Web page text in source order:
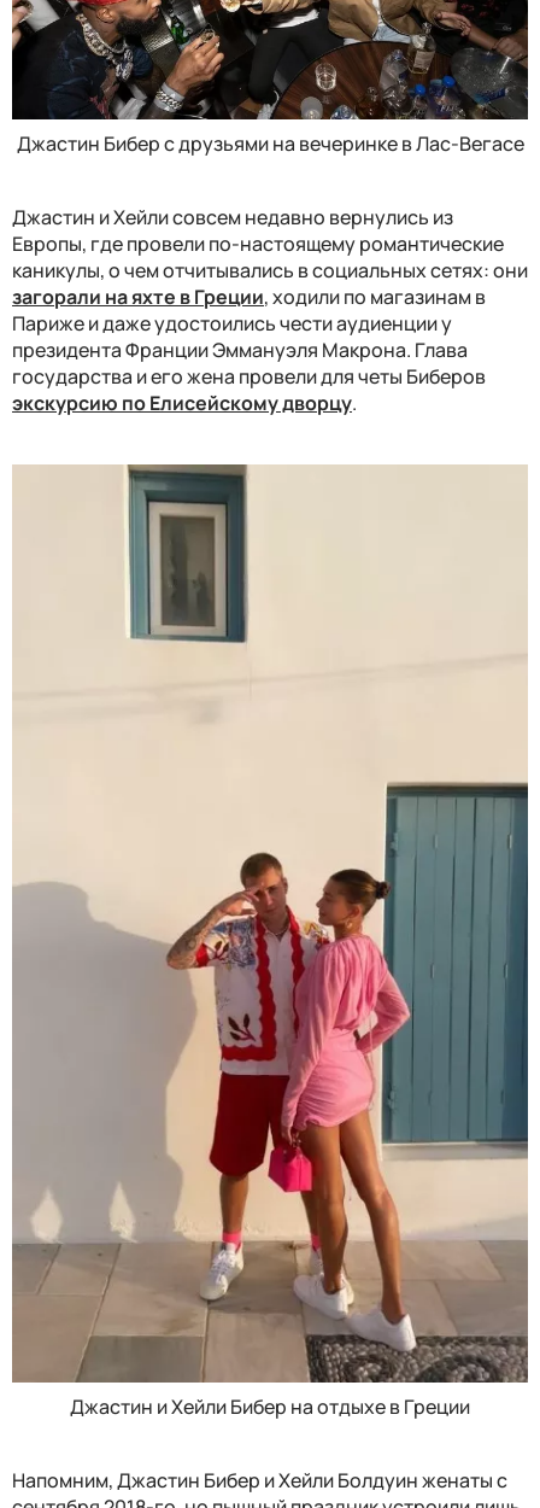
Джастин Бибер с друзьями на вечеринке в Лас-Вегасе
Джастин и Хейли совсем недавно вернулись из
Европы, где провели по-настоящему романтические
каникулы, о чем отчитывались в социальных сетях: они
загорали на яхте в Греции, ходили по магазинам в
Париже и даже удостоились чести аудиенции у
президента Франции Эммануэля Макрона. Глава
государства и его жена провели для четы Биберов
экскурсию по Елисейскому дворцу.
Джастин и Хейли Бибер на отдыхе в Греции
Напомним, Джастин Бибер и Хейли Болдуин женаты с